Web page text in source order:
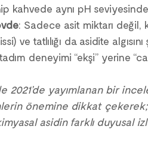
kahvede aynı pH
: Sadece asit miktarı değil,
ve tatlılığı da asidite
deneyimi “ekşi” yerine
2021’de yayımlanan bir
önemine dikkat
asidin farklı duyusal